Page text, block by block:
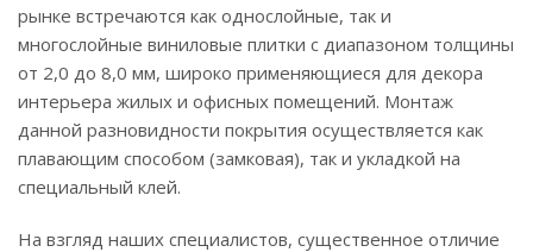
рынке встречаются как однослойные, так и
многослойные виниловые плитки с диапазоном толщины
от 2,0 до 8,0 мм, широко применяющиеся для декора
интерьера жилых и офисных помещений. Монтаж
данной разновидности покрытия осуществляется как
плавающим способом (замковая), так и укладкой на
специальный клей.
На взгляд наших специалистов, существенное отличие